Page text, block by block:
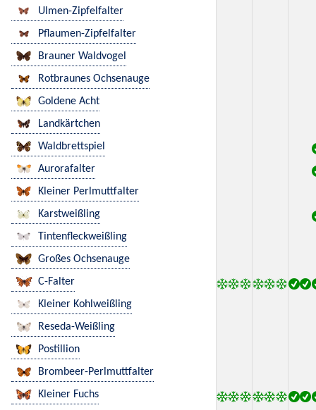
Ulmen-Zipfelfalter
Pflaumen-Zipfelfalter
Brauner Waldvogel
Rotbraunes Ochsenauge
Goldene Acht
Landkärtchen
Waldbrettspiel
Aurorafalter
Kleiner Perlmuttfalter
Karstweißling
Tintenfleckweißling
Großes Ochsenauge
C-Falter
Kleiner Kohlweißling
Reseda-Weißling
Postillion
Brombeer-Perlmuttfalter
Kleiner Fuchs